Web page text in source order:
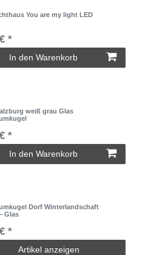
You are my light LED
*
In den Warenkorb
weiß grau Glas
*
In den Warenkorb
Dorf Winterlandschaft
Glas
*
Artikel anzeigen